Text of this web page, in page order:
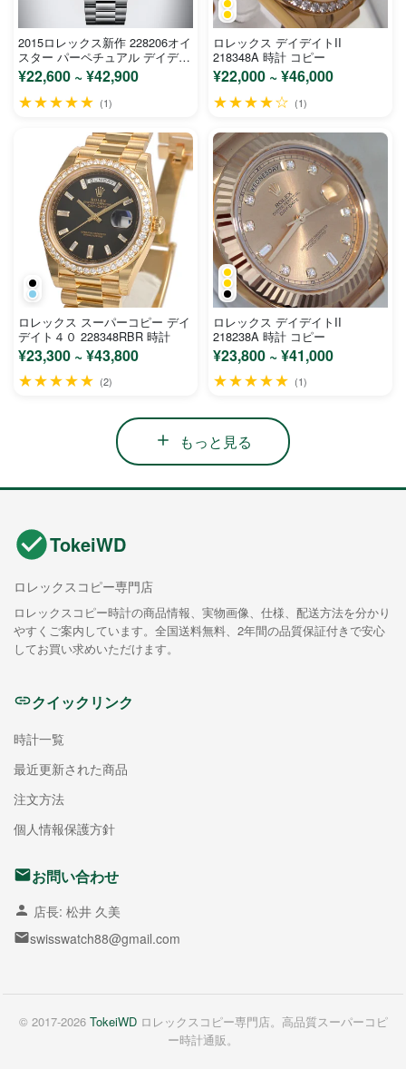
2015ロレックス新作 228206オイ
スター パーペチュアル デイデイ
ト ウォッチ コピー
¥22,600 ~ ¥42,900
★★★★★ (1)
ロレックス デイデイトII
218348A 時計 コピー
¥22,000 ~ ¥46,000
★★★★☆ (1)
ロレックス スーパーコピー デイ
デイト４０ 228348RBR 時計
¥23,300 ~ ¥43,800
★★★★★ (2)
ロレックス デイデイトII
218238A 時計 コピー
¥23,800 ~ ¥41,000
★★★★★ (1)
もっと見る
TokeiWD
ロレックスコピー専門店
ロレックスコピー時計の商品情報、実物画像、仕様、配送方法を分かり
やすくご案内しています。全国送料無料、2年間の品質保証付きで安心
してお買い求めいただけます。
クイックリンク
時計一覧
最近更新された商品
注文方法
個人情報保護方針
お問い合わせ
店長: 松井 久美
swisswatch88@gmail.com
© 2017-2026 TokeiWDロレックスコピー専門店。高品質スーパーコピ
ー時計通販。